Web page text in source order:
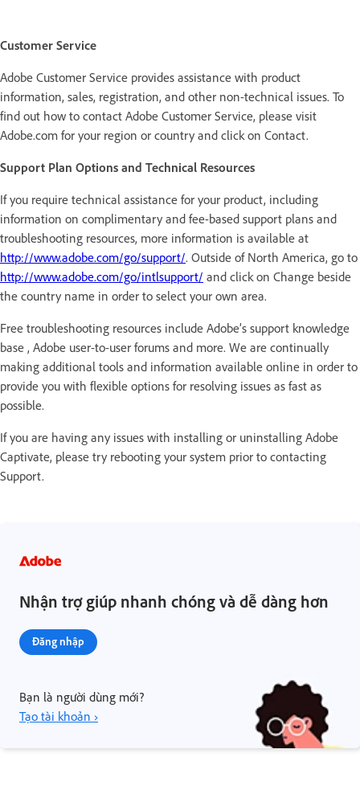
Customer Service
Adobe Customer Service provides assistance with product
information, sales, registration, and other non-technical issues. To
find out how to contact Adobe Customer Service, please visit
Adobe.com for your region or country and click on Contact.
Support Plan Options and Technical Resources
If you require technical assistance for your product, including
information on complimentary and fee-based support plans and
troubleshooting resources, more information is available at
http://www.adobe.com/go/support/. Outside of North America, go to
http://www.adobe.com/go/intlsupport/ and click on Change beside
the country name in order to select your own area.
Free troubleshooting resources include Adobe’s support knowledge
base , Adobe user-to-user forums and more. We are continually
making additional tools and information available online in order to
provide you with flexible options for resolving issues as fast as
possible.
If you are having any issues with installing or uninstalling Adobe
Captivate, please try rebooting your system prior to contacting
Support.
Nhận trợ giúp nhanh chóng và dễ dàng hơn
Đăng nhập
Bạn là người dùng mới?
Tạo tài khoản ›